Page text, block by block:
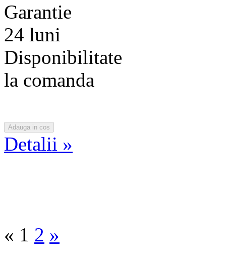
Garantie
24 luni
Disponibilitate
la comanda
Detalii »
« 1 2 »